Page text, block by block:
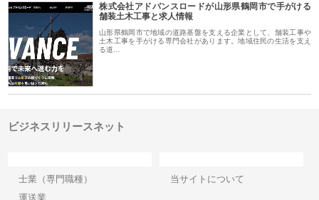
株式会社アドバンスロードが山形県鶴岡市で手がける
舗装土木工事と求人情報
山形県鶴岡市で地域の道路基盤を支える企業として、舗装工事や
土木工事を手がける専門会社があります。地域住民の生活を支え
る道…
ビジネスリリースネット
士業（専門職種）
運送業
当サイトについて